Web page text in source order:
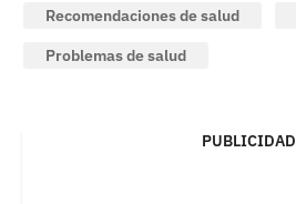
Recomendaciones de salud
Problemas de salud
PUBLICIDAD